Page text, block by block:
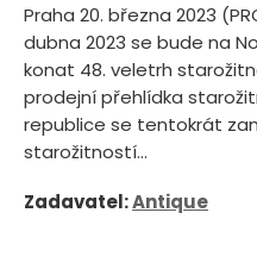
Praha 20. března 2023
dubna 2023 se bude na
konat 48. veletrh
prodejní přehlídka
republice se tentokrát
starožitností...
Zadavatel:Antique